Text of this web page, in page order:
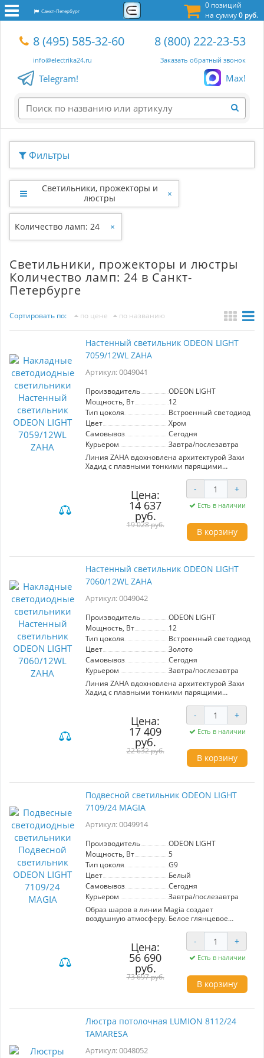
0 позиций
на сумму0 руб.
Санкт-Петербург
8 (495) 585-32-60
info@electrika24.ru
8 (800) 222-23-53
Заказать обратный звонок
Telegram! Max!
Фильтры
Светильники, прожекторы и
люстры
×
Количество ламп: 24 ×
Светильники, прожекторы и люстры
Количество ламп: 24 в Санкт-
Петербурге
Сортировать по: по цене по названию
Настенный светильник ODEON LIGHT
7059/12WL ZAHA
Артикул: 0049041
Производитель
ODEON LIGHT
Мощность, Вт
12
Тип цоколя
Встроенный светодиод
Цвет
Хром
Самовывоз
Сегодня
Курьером
Завтра/послезавтра
Линия ZAHA вдохновлена архитектурой Захи
Хадид с плавными тонкими парящими
арматуры выполнен из нержавеющей стали.
Светодиодный источник света установлен на
стеклотекстолитовых подложках в рассеянном
Цена:
14 637
руб.
19 028 руб.
- +
Есть в наличии
В корзину
Настенный светильник ODEON LIGHT
7060/12WL ZAHA
Артикул: 0049042
Производитель
ODEON LIGHT
Мощность, Вт
12
Тип цоколя
Встроенный светодиод
Цвет
Золото
Самовывоз
Сегодня
Курьером
Завтра/послезавтра
Линия ZAHA вдохновлена архитектурой Захи
Хадид с плавными тонкими парящими
гальванизированной нержавеющей стали.
Светодиодный источник света установлен на
стеклотекстолитовых подложках в рассеянном
Цена:
17 409
руб.
22 632 руб.
- +
Есть в наличии
В корзину
Подвесной светильник ODEON LIGHT
7109/24 MAGIA
Артикул: 0049914
Производитель
ODEON LIGHT
Мощность, Вт
5
Тип цоколя
G9
Цвет
Белый
Самовывоз
Сегодня
Курьером
Завтра/послезавтра
Образ шаров в линии Magia создает
воздушную атмосферу. Белое глянцевое
облачного узора, придает визаульное сходство
светильнику с алебастром.
Цена:
56 690
руб.
73 697 руб.
- +
Есть в наличии
В корзину
Люстра потолочная LUMION 8112/24
TAMARESA
Артикул: 0048052